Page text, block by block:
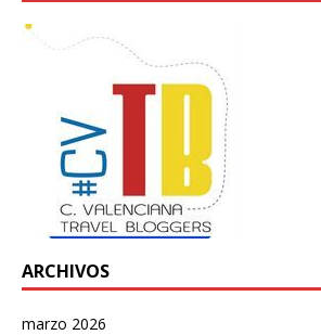
ARCHIVOS
marzo 2026